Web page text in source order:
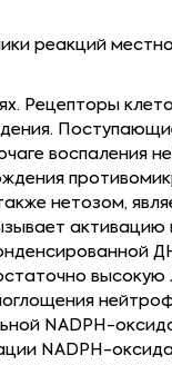
реакций
Рецепторы
воспаления
нетозом,
NADPH-
NADPH-